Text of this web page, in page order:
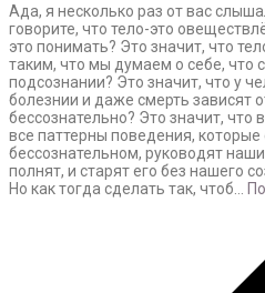
Ада, я несколько раз от вас
говорите, что тело-это
это понимать? Это значит, что
таким, что мы думаем о себе, что
подсознании? Это значит, что у
болезнии и даже смерть зависят
бессознательно? Это значит, что
все паттерны поведения, которые
бессознательном, руководят
полнят, и старят его без нашего
Но как тогда сделать так, чтоб